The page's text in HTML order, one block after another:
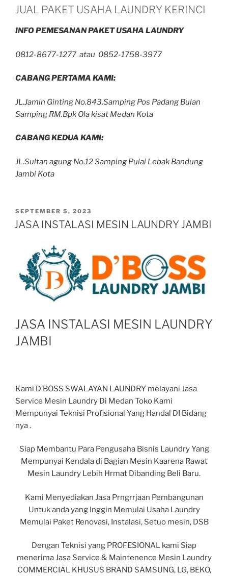
JUAL PAKET USAHA LAUNDRY KERINCI
INFO PEMESANAN PAKET USAHA LAUNDRY
0812-8677-1277 atau 0852-1758-3977
CABANG PERTAMA KAMI:
JL.Jamin Ginting No.843.Samping Pos Padang Bulan
Samping RM.Bpk Ola kisat Medan Kota
CABANG KEDUA KAMI:
JL.Sultan agung No.12 Samping Pulai Lebak Bandung
Jambi Kota
SEPTEMBER 5, 2023
JASA INSTALASI MESIN LAUNDRY JAMBI
JASA INSTALASI MESIN LAUNDRY
JAMBI
Kami D’BOSS SWALAYAN LAUNDRY melayani Jasa
Service Mesin Laundry Di Medan Toko Kami
Mempunyai Teknisi Profisional Yang Handal DI Bidang
nya .
Siap Membantu Para Pengusaha Bisnis Laundry Yang
Mempunyai Kendala di Bagian Mesin Kaarena Rawat
Mesin Laundry Lebih Hrmat Dibanding Beli Baru.
Kami Menyediakan Jasa Prngrrjaan Pembangunan
Untuk anda yang Inggin Memulai Usaha Laundry
Memulai Paket Renovasi, Instalasi, Setuo mesin, DSB
Dengan Teknisi yang PROFESIONAL kami Siap
menerima Jasa Service & Maintenence Mesin Laundry
COMMERCIAL KHUSUS BRAND SAMSUNG, LG, BEKO,